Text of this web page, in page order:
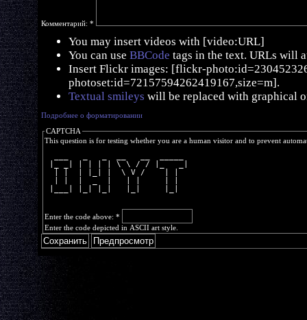
Комментарий: *
You may insert videos with [video:URL]
You can use BBCode tags in the text. URLs will
Insert Flickr images: [flickr-
photoset:id=72157594262419167,size=m].
Textual smileys will be replaced with graphical
Подробнее о форматировании
CAPTCHA
This question is for testing whether you are a human visitor and to prevent
|_ _| | | | | \ \ / / |_   _|
  | |  | |_| |  \ V /    | |
Enter the code above: *
Enter the code depicted in ASCII art style.